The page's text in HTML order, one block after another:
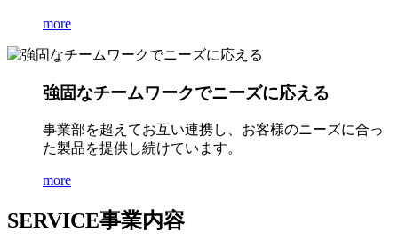
more
強固なチームワークでニーズに応える
事業部を超えてお互い連携し、お客様のニーズに合っ
た製品を提供し続けています。
more
SERVICE事業内容